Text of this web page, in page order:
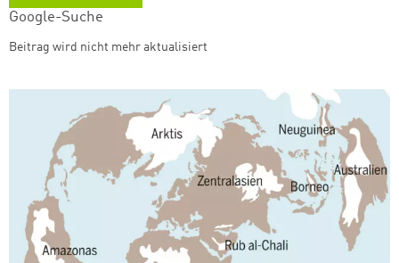
Google-Suche
Beitrag wird nicht mehr aktualisiert